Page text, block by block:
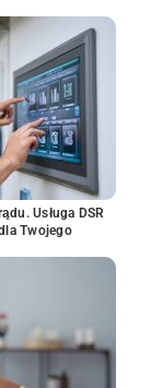
Usługa DSR
Twojego